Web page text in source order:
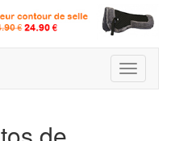
Toggle